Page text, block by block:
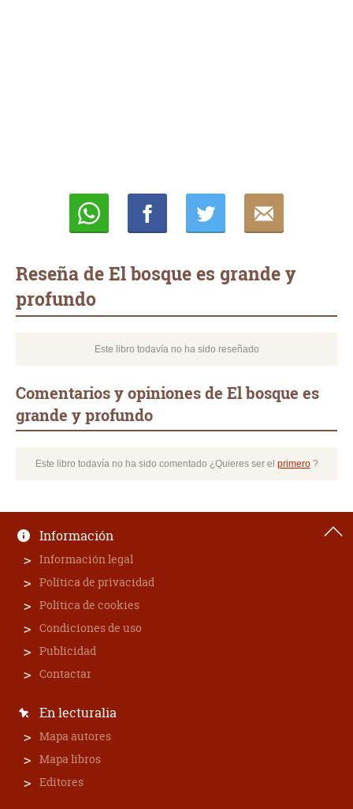
Reseña de El bosque es grande y
profundo
Este libro todavía no ha sido reseñado
Comentarios y opiniones de El bosque es
grande y profundo
Este libro todavía no ha sido comentado ¿Quieres ser el primero?
Información
Información legal
Política de privacidad
Política de cookies
Condiciones de uso
Publicidad
Contactar
En lecturalia
Mapa autores
Mapa libros
Editores